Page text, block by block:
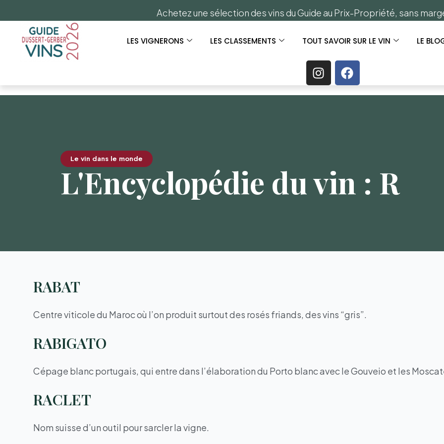
Achetez une sélection des vins du Guide au Prix-Propriété, sans
LES VIGNERONS LES CLASSEMENTS TOUT SAVOIR SUR LE VIN LE
Le vin dans le monde
L'Encyclopédie du vin : R
RABAT
Centre viticole du Maroc où l’on produit surtout des rosés friands, des vins “gris”.
RABIGATO
Cépage blanc portugais, qui entre dans l’élaboration du Porto blanc avec le Gouveio et les
RACLET
Nom suisse d’un outil pour sarcler la vigne.